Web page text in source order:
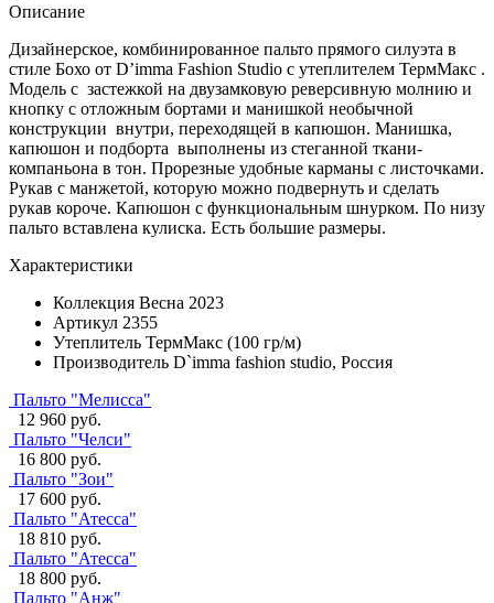
Описание
Дизайнерское, комбинированное пальто прямого силуэта в
стиле Бохо от D’imma Fashion Studio с утеплителем ТермМакс .
Модель с застежкой на двузамковую реверсивную молнию и
кнопку с отложным бортами и манишкой необычной
конструкции внутри, переходящей в капюшон. Манишка,
капюшон и подборта выполнены из стеганной ткани-
компаньона в тон. Прорезные удобные карманы с листочками.
Рукав с манжетой, которую можно подвернуть и сделать
рукав короче. Капюшон с функциональным шнурком. По низу
пальто вставлена кулиска. Есть большие размеры.
Характеристики
Коллекция Весна 2023
Артикул 2355
Утеплитель ТермМакс (100 гр/м)
Производитель D`imma fashion studio, Россия
Пальто "Мелисса"
12 960 руб.
Пальто "Челси"
16 800 руб.
Пальто "Зои"
17 600 руб.
Пальто "Атесса"
18 810 руб.
Пальто "Атесса"
18 800 руб.
Пальто "Анж"